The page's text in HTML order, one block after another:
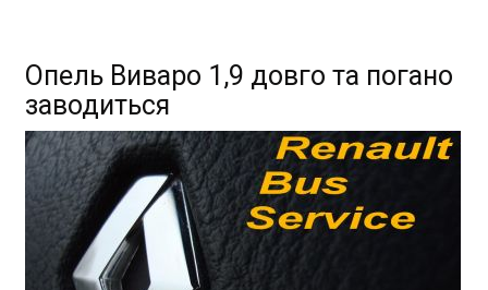
Опель Виваро 1,9 довго та погано
заводиться